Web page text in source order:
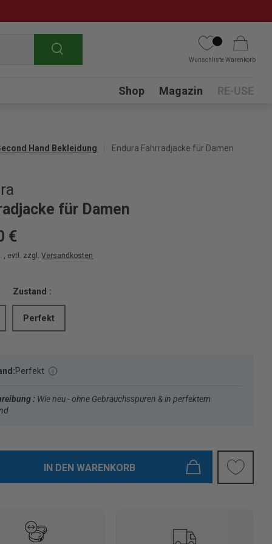
Suchen
WunschlisteWarenkorb
Submenu
Shop Magazin RE-USE
Hand Bekleidung Endura Fahrradjacke für Damen
für Damen
€
, evtl. zzgl.Versandkosten
Zustand :
Perfekt
Perfekt
: Wie neu - ohne Gebrauchsspuren & in perfektem
IN DEN WARENKORB